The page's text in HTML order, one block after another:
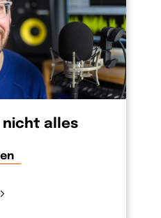
nicht alles